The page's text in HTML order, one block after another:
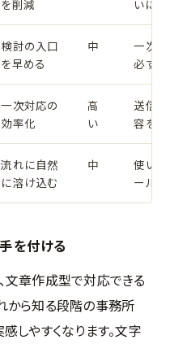
を削減
いに
検討の入口
を早める
中
一次
必ず裏
一次対応の
効率化
高
い
送信
容を
流れに自然
に溶け込む
中
使い
ール
を付ける
文章作成型で対応できる
から知る段階の事務所
しやすくなります。文字